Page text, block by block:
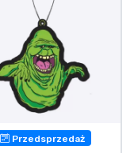
Przedsprzedaż